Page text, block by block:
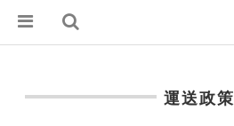
運送政策